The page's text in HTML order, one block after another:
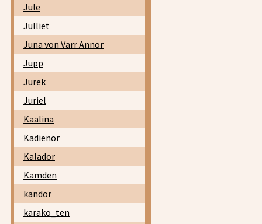
Jule
Julliet
Juna von Varr Annor
Jupp
Jurek
Juriel
Kaalina
Kadienor
Kalador
Kamden
kandor
karako_ten